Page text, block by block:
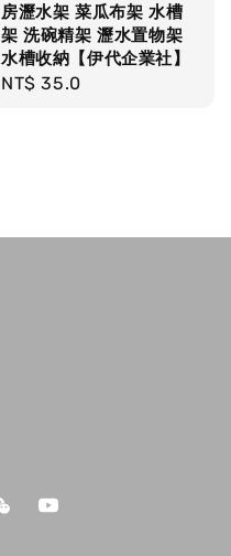
房瀝水架 菜瓜布架 水槽
架 洗碗精架 瀝水置物架
水槽收納【伊代企業社】
Regular
NT$ 35.0